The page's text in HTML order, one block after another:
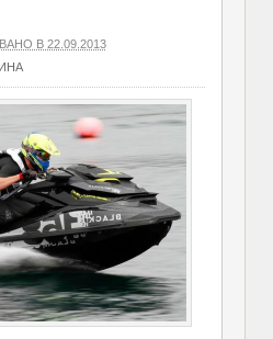
В 22.09.2013